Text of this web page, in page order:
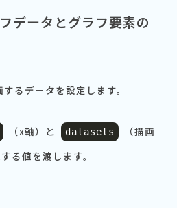
データとグラフ要素の
るデータを設定します。
（x軸）と datasets
（描画
る値を渡します。